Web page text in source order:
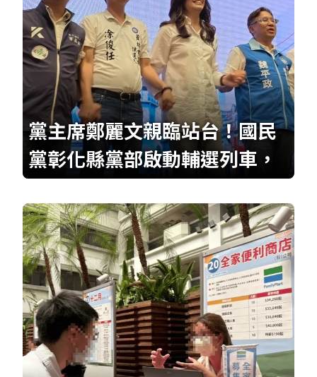
黨主席鄭麗文親臨站台！國民
黨彰化縣黨部啟動輔選列車，
力挺魏平政與全體黨籍提名人